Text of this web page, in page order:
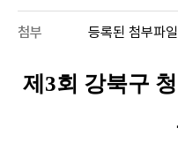
첨부 등록된 첨부파
제 3회 강북구